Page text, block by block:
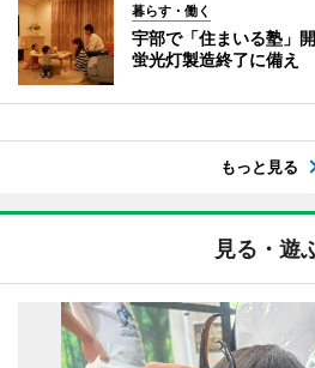
暮らす・働く
宇部で「住まいる塾」
蛍光灯製造終了に備え
もっと見る
見る・遊